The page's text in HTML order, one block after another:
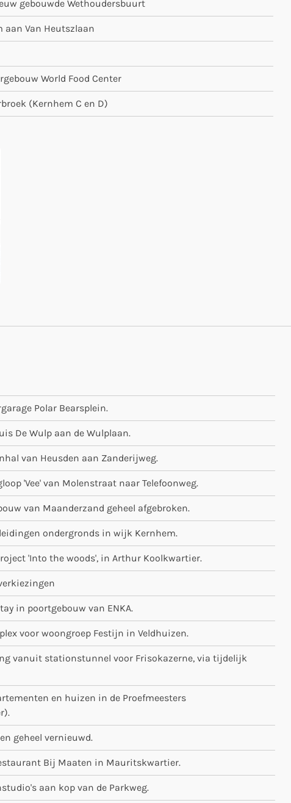
gebouwde Wethoudersbuurt
aan Van Heutszlaan
World Food Center
(Kernhem C en D)
Polar Bearsplein.
De Wulp aan de Wulplaan.
van Heusden aan Zanderijweg.
'Vee' van Molenstraat naar Telefoonweg.
van Maanderzand geheel afgebroken.
ondergronds in wijk Kernhem.
'Into the woods', in Arthur Koolkwartier.
in poortgebouw van ENKA.
voor woongroep Festijn in Veldhuizen.
vanuit stationstunnel voor Frisokazerne, via tijdelijk
en huizen in de Proefmeesters
geheel vernieuwd.
Bij Maaten in Mauritskwartier.
aan kop van de Parkweg.